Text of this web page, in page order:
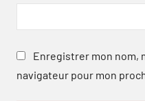
Enregistrer mon nom,
navigateur pour mon